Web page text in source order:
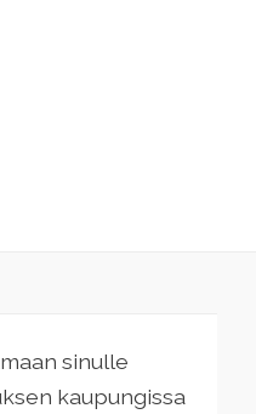
sinulle
kaupungissa